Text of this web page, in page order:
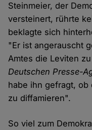
Steinmeier, der
versteinert, rührte
beklagte sich
"Er ist angerauscht
Amtes die Leviten
Deutschen Presse-
habe ihn gefragt, ob
zu diffamieren".
So viel zum